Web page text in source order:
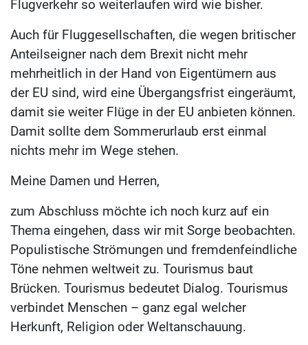
Flugverkehr so weiterlaufen wird wie bisher.
Auch für Fluggesellschaften, die wegen britischer
Anteilseigner nach dem Brexit nicht mehr
mehrheitlich in der Hand von Eigentümern aus
der EU sind, wird eine Übergangsfrist eingeräumt,
damit sie weiter Flüge in der EU anbieten können.
Damit sollte dem Sommerurlaub erst einmal
nichts mehr im Wege stehen.
Meine Damen und Herren,
zum Abschluss möchte ich noch kurz auf ein
Thema eingehen, dass wir mit Sorge beobachten.
Populistische Strömungen und fremdenfeindliche
Töne nehmen weltweit zu. Tourismus baut
Brücken. Tourismus bedeutet Dialog. Tourismus
verbindet Menschen – ganz egal welcher
Herkunft, Religion oder Weltanschauung.